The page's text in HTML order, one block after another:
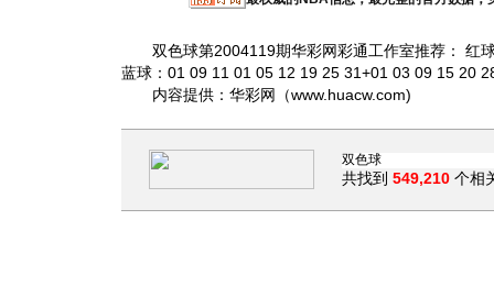
双色球第2004119期华彩网彩通工作室推荐： 红
蓝球：01 09 11 01 05 12 19 25 31+01 03 09 15 20
内容提供：华彩网（www.huacw.com)
共找到 549,210 个相